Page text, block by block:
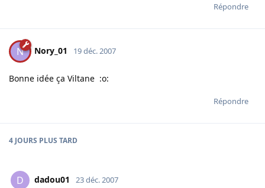
Répondre
N Nory_01 19 déc. 2007
Bonne idée ça Viltane :o:
Répondre
4 JOURS PLUS TARD
D dadou01 23 déc. 2007